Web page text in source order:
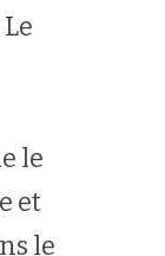
le
et
le